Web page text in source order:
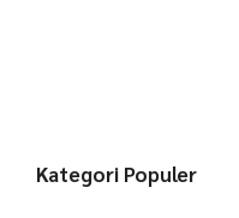
Kategori Populer